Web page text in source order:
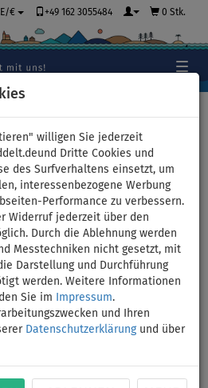
willigen Sie jederzeit
Dritte Cookies und
des Surfverhaltens einsetzt, um
interessenbezogene Werbung
Performance zu verbessern.
Widerruf jederzeit über den
Durch die Ablehnung werden
Messtechniken nicht gesetzt, mit
Darstellung und Durchführung
werden. Weitere Informationen
Sie im
Impressum.
und Ihren
Datenschutzerklärungund über
€ +49 162 3055484 0 Stk.
ORIGIN 10'8''
Stand Up
- Variante:
Next